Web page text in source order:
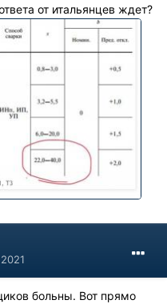
от итальянцев ждет?
больны. Вот прямо